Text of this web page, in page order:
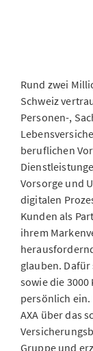
Rund zwei
Schweiz
Personen-,
beruflichen
Vorsorge und
digitalen
Kunden als
ihrem
glauben.
sowie die
persönlich ein.
AXA über das
Gruppe und